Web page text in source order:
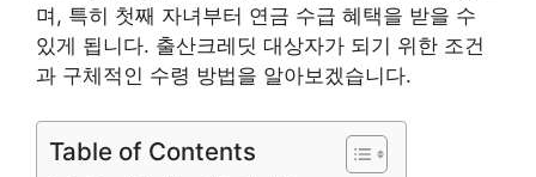
며, 특히 첫째 자녀부터 연금 수급 혜택을 받을 수
있게 됩니다. 출산크레딧 대상자가 되기 위한 조건
과 구체적인 수령 방법을 알아보겠습니다.
Table of Contents